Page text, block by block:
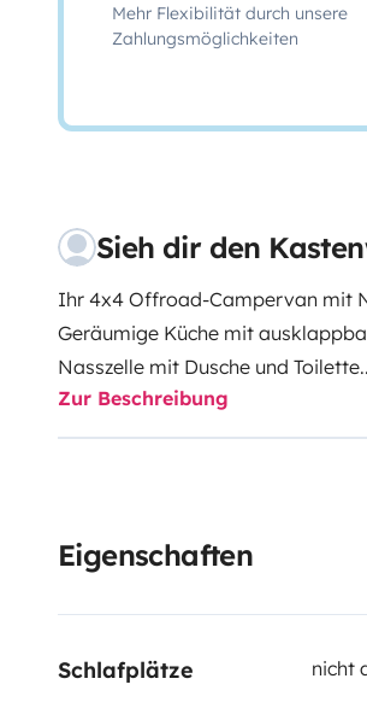
Mehr Flexibilität durch unsere
Zahlungsmöglichkeiten
Sieh dir den
Ihr 4x4 Offroad-Campervan mit
Geräumige Küche mit
Nasszelle mit Dusche und Toilette.
Luftheizung. 4 Sitzplätze und 2
Mehr Infos & AGB: https://
abschließen. Die Versicherung
Zur Beschreibung
Eigenschaften
Schlafplätze nicht